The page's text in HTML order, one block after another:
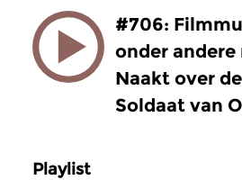
#706:
onder
Naakt over
Soldaat van
Playlist